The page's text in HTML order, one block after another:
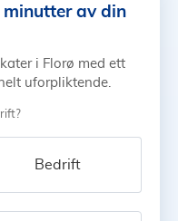
minutter av din
i Florø med ett
uforpliktende.
Bedrift